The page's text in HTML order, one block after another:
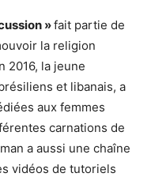
»fait partie de
la religion
2016, la jeune
et libanais, a
aux femmes
carnations de
a aussi une chaîne
vidéos de tutoriels